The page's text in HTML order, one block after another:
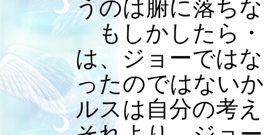
うのは腑に落ち
もしかしたら・
は、ジョーでは
ったのではない
ルスは自分の考